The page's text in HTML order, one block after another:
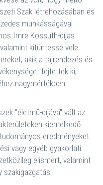
Szak létrehozásában és
munkásságával
Imre Kossuth-díjas
kitüntesse vele
akik a tájrendezés és
fejtettek ki,
nagymértékben
"életmű-díjává" vált az
kiemelkedő
eredményeket
vagy egyéb gyakorlati
elismert, valamint
szakigazgatási